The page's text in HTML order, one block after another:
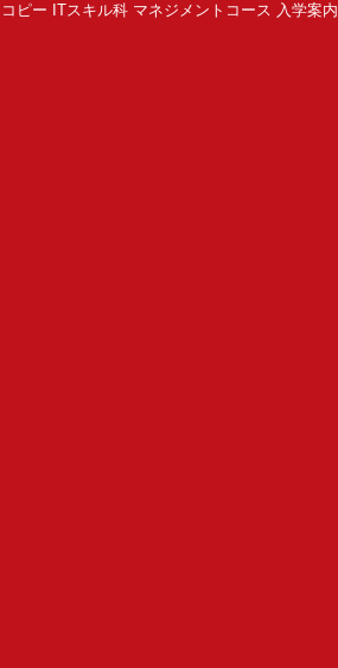
コピー ITスキル科 マネジメントコース 入学案内